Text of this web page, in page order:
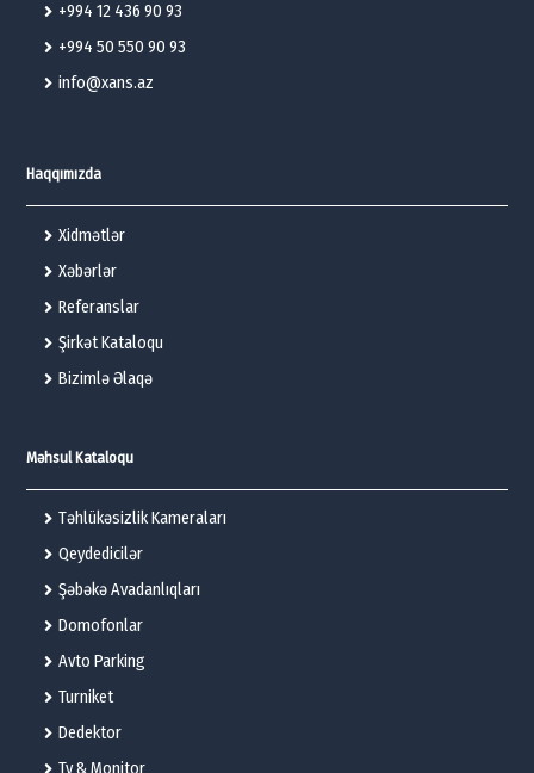
+994 12 436 90 93
+994 50 550 90 93
info@xans.az
Haqqımızda
Xidmətlər
Xəbərlər
Referanslar
Şirkət Kataloqu
Bizimlə Əlaqə
Məhsul Kataloqu
Təhlükəsizlik Kameraları
Qeydedicilər
Şəbəkə Avadanlıqları
Domofonlar
Avto Parking
Turniket
Dedektor